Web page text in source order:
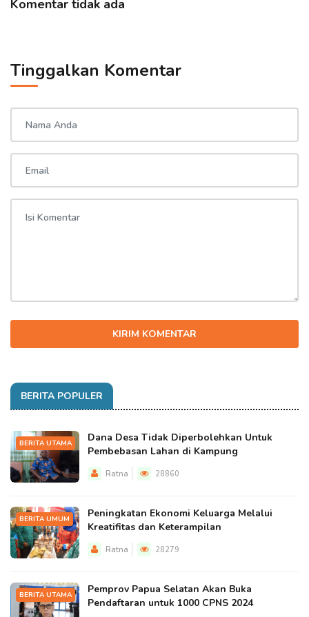
Komentar tidak ada
Tinggalkan Komentar
KIRIM KOMENTAR
BERITA POPULER
BERITA UTAMA
Dana Desa Tidak Diperbolehkan Untuk
Pembebasan Lahan di Kampung
Ratna 28860
BERITA UMUM
Peningkatan Ekonomi Keluarga Melalui
Kreatifitas dan Keterampilan
Ratna 28279
BERITA UTAMA
Pemprov Papua Selatan Akan Buka
Pendaftaran untuk 1000 CPNS 2024